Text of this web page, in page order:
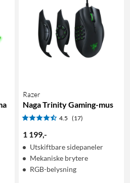
Razer
Naga Trinity Gaming-mus
4.5 (17)
1 199,-
Utskiftbare sidepaneler
Mekaniske brytere
RGB-belysning